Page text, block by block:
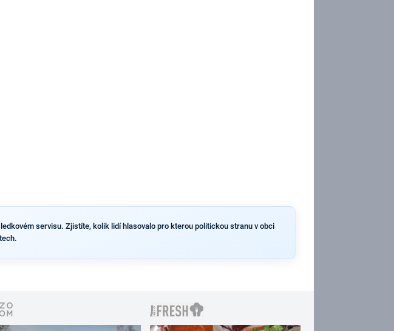
servisu. Zjistíte, kolik lidí hlasovalo pro kterou politickou stranu v obci